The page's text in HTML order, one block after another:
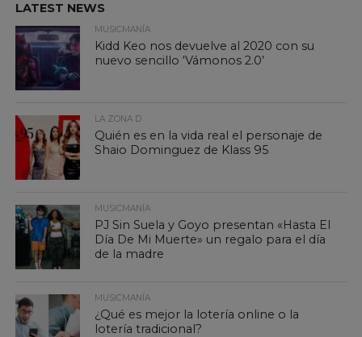
LATEST NEWS
MUSICMANÍA
Kidd Keo nos devuelve al 2020 con su
nuevo sencillo ‘Vámonos 2.0’
LA ZONA D
Quién es en la vida real el personaje de
Shaio Dominguez de Klass 95
MUSICMANÍA
PJ Sin Suela y Goyo presentan «Hasta El
Día De Mi Muerte» un regalo para el día
de la madre
MUSICMANÍA
¿Qué es mejor la lotería online o la
lotería tradicional?